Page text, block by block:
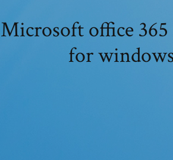
Microsoft office
for